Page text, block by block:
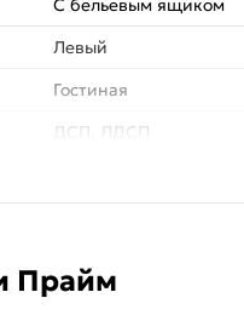
С бельевым ящиком
Левый
Гостиная
ДСП, ЛДСП
Прайм